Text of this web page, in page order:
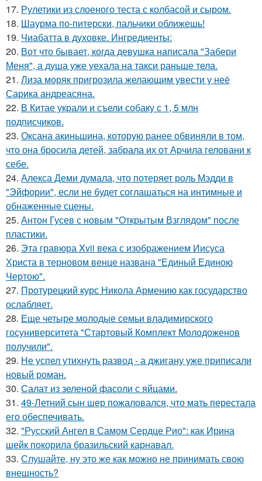
17. Рулетики из слоеного теста с колбасой и сыром.
18. Шаурма по-питерски, пальчики оближешь!
19. Чиабатта в духовке. Ингредиенты:
20. Вот что бывает, когда девушка написала "Забери
Меня", а душа уже уехала на такси раньше тела.
21. Лиза моряк пригрозила желающим увести у неё
Сарика андреасяна.
22. В Китае украли и съели собаку с 1, 5 млн
подписчиков.
23. Оксана акиньшина, которую ранее обвиняли в том,
что она бросила детей, забрала их от Арчила геловани к
себе.
24. Алекса Деми думала, что потеряет роль Мэдди в
"Эйфории", если не будет соглашаться на интимные и
обнаженные сцены.
25. Антон Гусев с новым "Открытым Взглядом" после
пластики.
26. Эта гравюра Xvii века с изображением Иисуса
Христа в терновом венце названа "Единый Единою
Чертою".
27. Протурецкий курс Никола Армению как государство
ослабляет.
28. Еще четыре молодые семьи владимирского
госуниверситета "Стартовый Комплект Молодоженов
получили".
29. Не успел утихнуть развод - а джигану уже приписали
новый роман.
30. Салат из зеленой фасоли с яйцами.
31. 49-Летний сын шер пожаловался, что мать перестала
его обеспечивать.
32. "Русский Ангел в Самом Сердце Рио": как Ирина
шейк покорила бразильский карнавал.
33. Слушайте, ну это же как можно не принимать свою
внешность?